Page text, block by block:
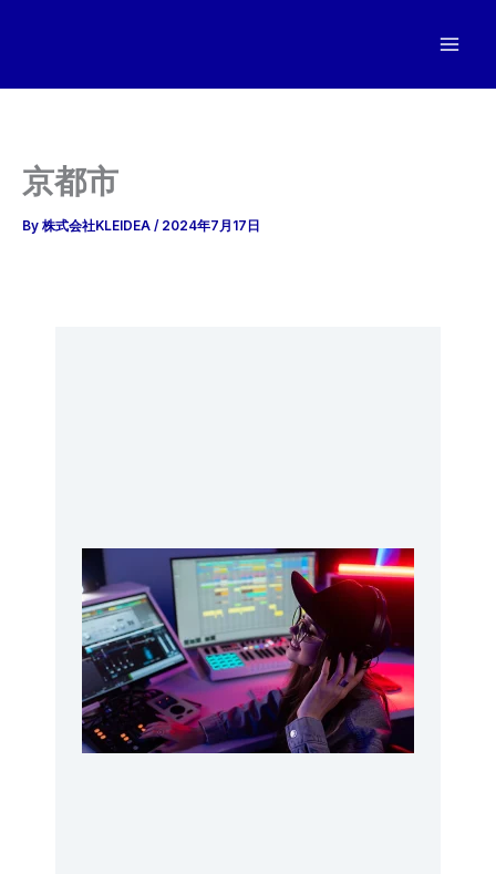
京都市
By 株式会社KLEIDEA / 2024年7月17日